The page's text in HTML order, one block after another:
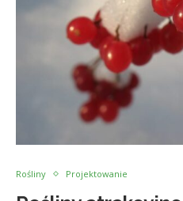
Rośliny Projektowanie